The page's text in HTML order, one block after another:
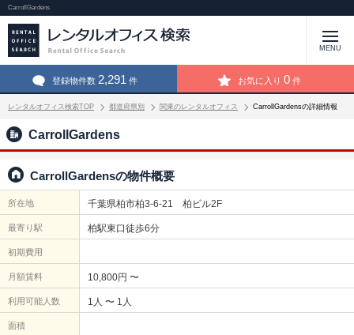
CarrollGardens
MENU
登録物件数 2,291 件 お気に入り 0 件
レンタルオフィス検索TOP 都道府県別 関東のレンタルオフィス CarrollGardensの詳細情報
CarrollGardens
CarrollGardensの物件概要
所在地 千葉県柏市柏3-6-21 柏ビル2F
最寄り駅 柏駅東口徒歩6分
初期費用
月額賃料 10,800円 〜
利用可能人数 1人 〜 1人
面積